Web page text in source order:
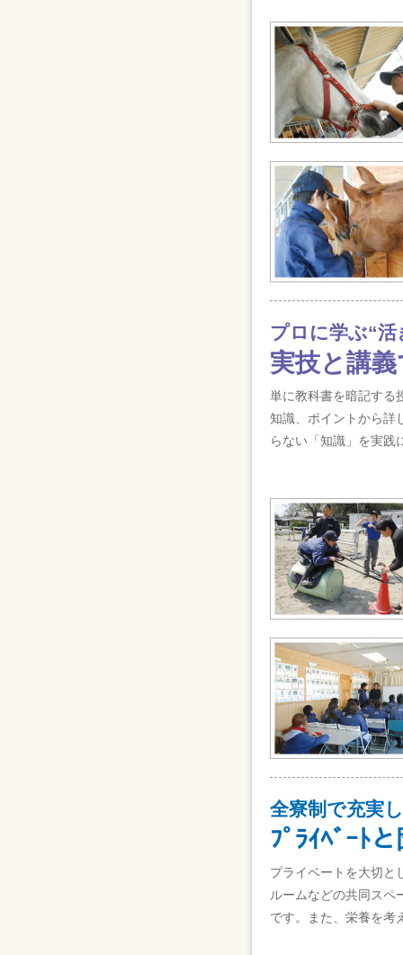
プロに学ぶ“活
実技と講
単に教科書を暗記する
知識、ポイントから詳
らない「知識」を実践
全寮制で充実
ﾌﾟﾗｲﾍﾞｰﾄ
プライベートを大切と
ルームなどの共同スペ
です。また、栄養を考